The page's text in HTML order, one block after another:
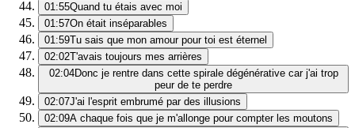
01:55Quand tu étais avec moi
01:57On était inséparables
01:59Tu sais que mon amour pour toi est éternel
02:02T'avais toujours mes arrières
02:04Donc je rentre dans cette spirale dégénérative car j'ai trop
peur de te perdre
02:07J'ai l'esprit embrumé par des illusions
02:09A chaque fois que je m'allonge pour compter les moutons